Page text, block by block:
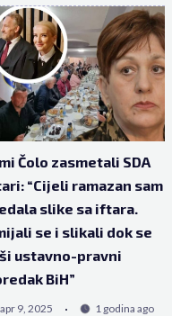
Čolo zasmetali SDA
“Cijeli ramazan sam
slike sa iftara.
se i slikali dok se
ustavno-pravni
BiH”
apr 9, 2025 1 godina ago